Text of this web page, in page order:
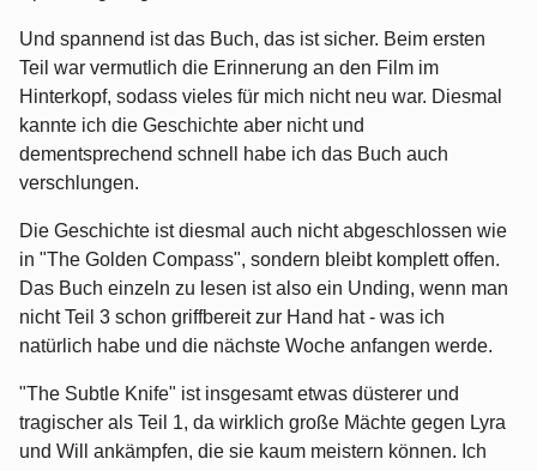
Und spannend ist das Buch, das ist sicher. Beim ersten
Teil war vermutlich die Erinnerung an den Film im
Hinterkopf, sodass vieles für mich nicht neu war. Diesmal
kannte ich die Geschichte aber nicht und
dementsprechend schnell habe ich das Buch auch
verschlungen.
Die Geschichte ist diesmal auch nicht abgeschlossen wie
in "The Golden Compass", sondern bleibt komplett offen.
Das Buch einzeln zu lesen ist also ein Unding, wenn man
nicht Teil 3 schon griffbereit zur Hand hat - was ich
natürlich habe und die nächste Woche anfangen werde.
"The Subtle Knife" ist insgesamt etwas düsterer und
tragischer als Teil 1, da wirklich große Mächte gegen Lyra
und Will ankämpfen, die sie kaum meistern können. Ich